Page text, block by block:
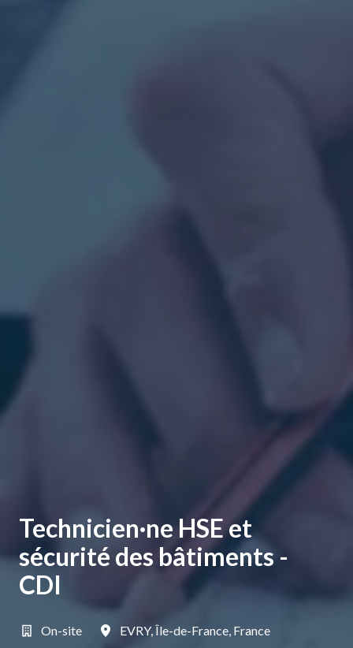
Technicien·ne HSE et
sécurité des bâtiments -
CDI
On-site EVRY,Île-de-France, France